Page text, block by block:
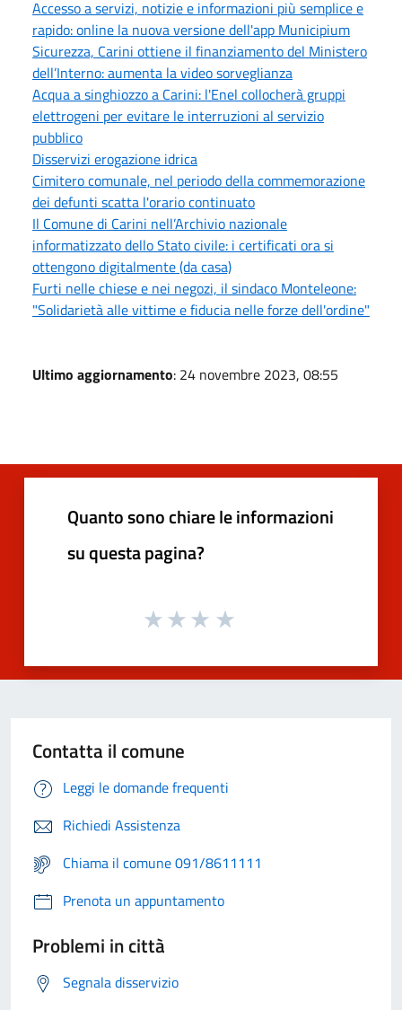
Accesso a servizi, notizie e informazioni più semplice e
rapido: online la nuova versione dell'app Municipium
Sicurezza, Carini ottiene il finanziamento del Ministero
dell’Interno: aumenta la video sorveglianza
Acqua a singhiozzo a Carini: l'Enel collocherà gruppi
elettrogeni per evitare le interruzioni al servizio
pubblico
Disservizi erogazione idrica
Cimitero comunale, nel periodo della commemorazione
dei defunti scatta l'orario continuato
Il Comune di Carini nell’Archivio nazionale
informatizzato dello Stato civile: i certificati ora si
ottengono digitalmente (da casa)
Furti nelle chiese e nei negozi, il sindaco Monteleone:
"Solidarietà alle vittime e fiducia nelle forze dell'ordine"
Ultimo aggiornamento: 24 novembre 2023, 08:55
Quanto sono chiare le informazioni
su questa pagina?
Contatta il comune
Leggi le domande frequenti
Richiedi Assistenza
Chiama il comune 091/8611111
Prenota un appuntamento
Problemi in città
Segnala disservizio